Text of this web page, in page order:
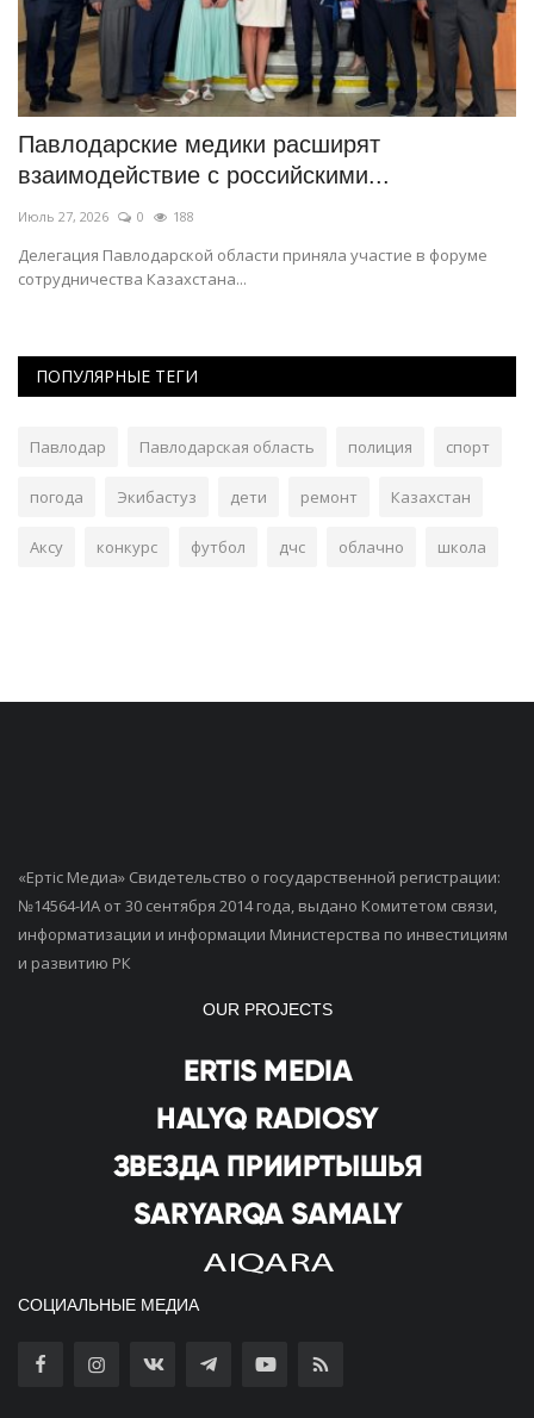
Павлодарские медики расширят
взаимодействие с российскими...
Июль 27, 2026 0 188
Делегация Павлодарской области приняла участие в форуме
сотрудничества Казахстана...
ПОПУЛЯРНЫЕ ТЕГИ
Павлодар Павлодарская область полиция спорт
погода Экибастуз дети ремонт Казахстан
Аксу конкурс футбол дчс облачно школа
«Ертiс Медиа» Свидетельство о государственной регистрации:
№14564-ИА от 30 сентября 2014 года, выдано Комитетом связи,
информатизации и информации Министерства по инвестициям
и развитию РК
OUR PROJECTS
СОЦИАЛЬНЫЕ МЕДИА